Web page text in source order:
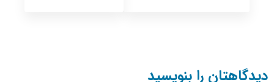
دیدگاهتان را بنویسید